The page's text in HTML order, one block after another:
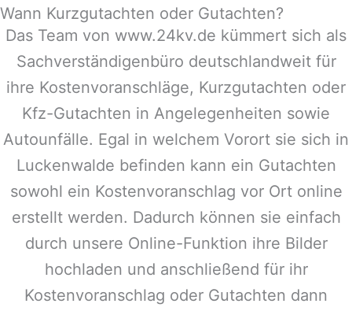
Wann Kurzgutachten oder Gutachten?
Das Team von www.24kv.de kümmert sich als
Sachverständigenbüro deutschlandweit für
ihre Kostenvoranschläge, Kurzgutachten oder
Kfz-Gutachten in Angelegenheiten sowie
Autounfälle. Egal in welchem Vorort sie sich in
Luckenwalde befinden kann ein Gutachten
sowohl ein Kostenvoranschlag vor Ort online
erstellt werden. Dadurch können sie einfach
durch unsere Online-Funktion ihre Bilder
hochladen und anschließend für ihr
Kostenvoranschlag oder Gutachten dann